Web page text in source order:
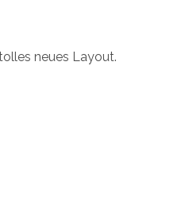
neues Layout.